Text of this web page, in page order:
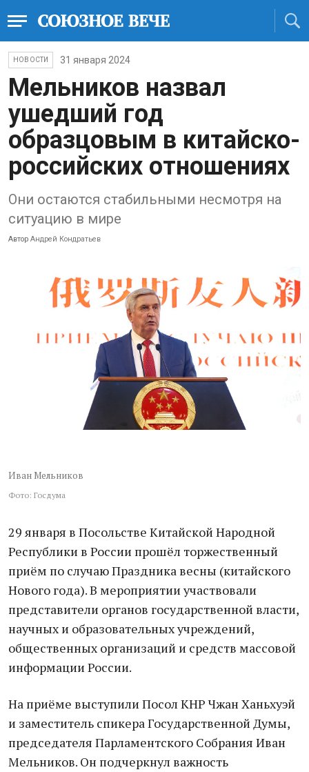
НОВОСТИ 31 января 2024
Мельников назвал
ушедший год
образцовым в китайско-
российских отношениях
Они остаются стабильными несмотря на
ситуацию в мире
Автор Андрей Кондратьев
Иван Мельников
Фото: Госдума
29 января в Посольстве Китайской Народной
Республики в России прошёл торжественный
приём по случаю Праздника весны (китайского
Нового года). В мероприятии участвовали
представители органов государственной власти,
научных и образовательных учреждений,
общественных организаций и средств массовой
информации России.
На приёме выступили Посол КНР Чжан Ханьхуэй
и заместитель спикера Государственной Думы,
председателя Парламентского Собрания Иван
Мельников. Он подчеркнул важность